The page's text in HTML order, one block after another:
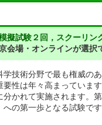
模擬試験２回，スクーリ
会場・オンラインが選択
学技術分野で最も権威の
要性は年々高まっていま
分かれて実施されます。
の第一歩となる試験です